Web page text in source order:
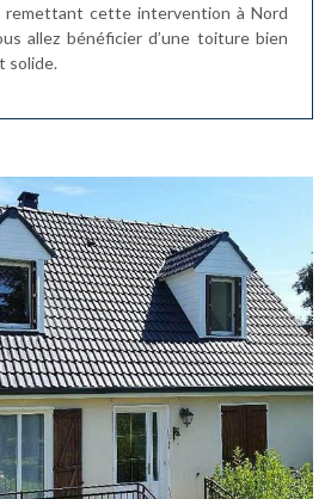
remettant cette intervention à Nord
allez bénéficier d’une toiture bien
solide.